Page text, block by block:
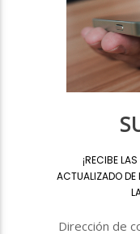
¡RECIBE
ACTUALIZADO DE